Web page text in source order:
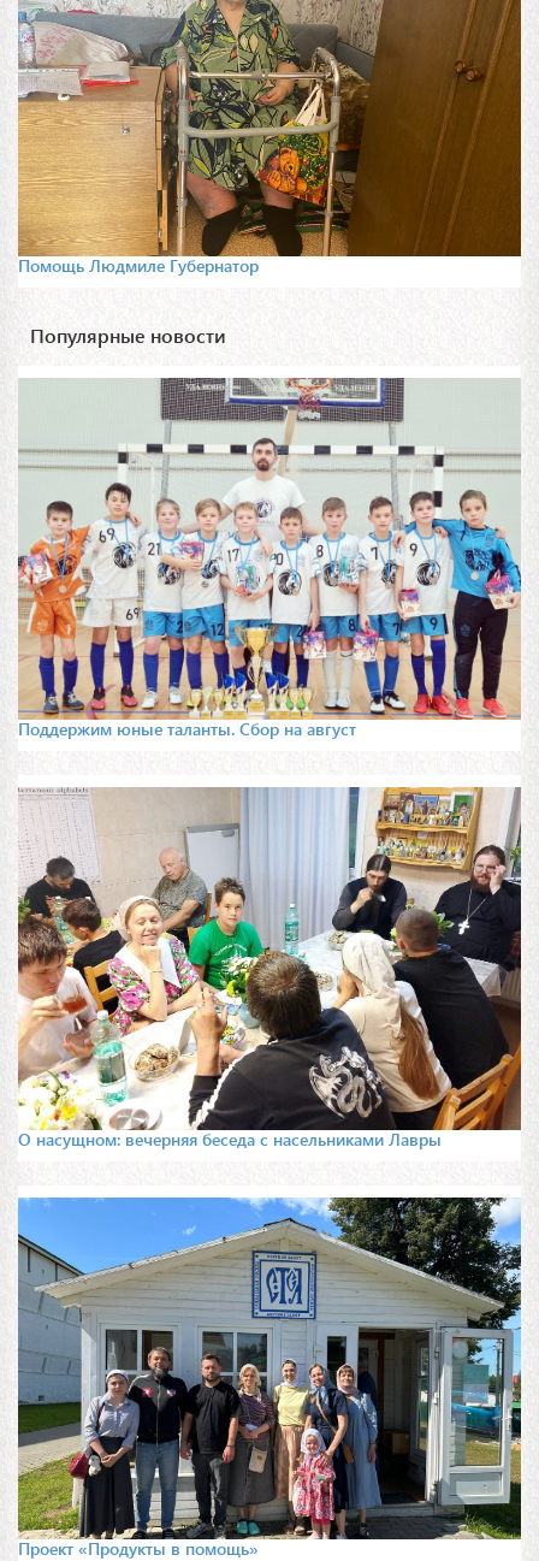
Помощь Людмиле Губернатор
Популярные новости
Поддержим юные таланты. Сбор на август
О насущном: вечерняя беседа с насельниками Лавры
Проект «Продукты в помощь»